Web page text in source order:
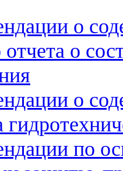
о
отчета о
о
по